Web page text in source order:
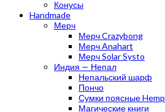
Конусы
Handmade
Мерч
Мерч Crazybong
Мерч Anahart
Мерч Solar Systo
Индия — Непал
Непальский шарф
Пончо
Сумки поясные Hemp
Магические книги